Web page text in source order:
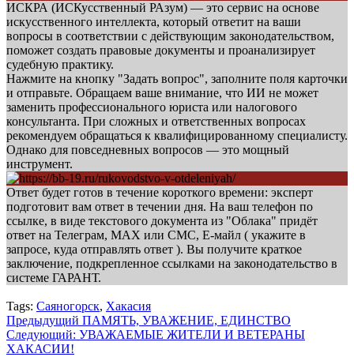
ИСКРА (ИСКусственный РАзум) — это сервис на основе
искусственного интеллекта, который ответит на ваши
вопросы в соответствии с действующим законодательством,
поможет создать правовые документы и проанализирует
судебную практику.
Нажмите на кнопку "Задать вопрос", заполните поля карточки
и отправьте. Обращаем ваше внимание, что ИИ не может
заменить профессионального юриста или налогового
консультанта. При сложных и ответственных вопросах
рекомендуем обращаться к квалифицированному специалисту.
Однако для повседневных вопросов — это мощный
инструмент.
Ответ будет готов в течение короткого времени: эксперт
подготовит вам ответ в течении дня. На ваш телефон по
ссылке, в виде текстового документа из "Облака" придёт
ответ на Телеграм, МАХ или СМС, Е-майл ( укажите в
запросе, куда отправлять ответ ). Вы получите краткое
заключение, подкрепленное ссылками на законодательство в
системе ГАРАНТ.
Tags: Саяногорск, Хакасия
Навигация
записи
Предыдущий ПАМЯТЬ, УВАЖЕНИЕ, ЕДИНСТВО
Следующий: УВАЖАЕМЫЕ ЖИТЕЛИ И ВЕТЕРАНЫ
ХАКАСИИ!